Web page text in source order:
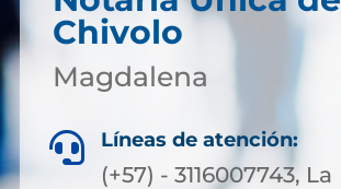
Chivolo
Magdalena
 Líneas de atención:
(+57) - 3116007743, La